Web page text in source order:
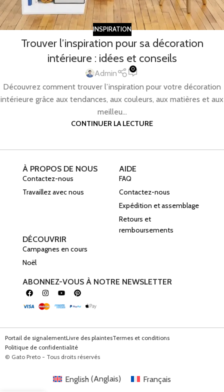
INSPIRATION
Trouver l’inspiration pour sa décoration
intérieure : idées et conseils
Admin 0
Découvrez comment trouver l’inspiration pour votre décoration
intérieure grâce aux tendances, aux couleurs, aux matières et aux
meilleu...
CONTINUER LA LECTURE
À PROPOS DE NOUS
Contactez-nous
Travaillez avec nous
AIDE
FAQ
Contactez-nous
Expédition et assemblage
Retours et
remboursements
DÉCOUVRIR
Campagnes en cours
Noël
ABONNEZ-VOUS À NOTRE NEWSLETTER
Portail de signalementLivre des plaintesTermes et conditions
Politique de confidentialité
© Gato Preto - Tous droits réservés
English (Anglais) Français